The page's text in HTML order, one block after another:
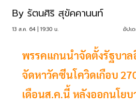
By รัตนศิริ สุขัคคานนท์
13 ส.ค. 64 | 19:30 น. อัปเ
พรรคแกนนำจัดตั้งรัฐบาล
จัดหาวัคซีนโควิดเกือบ
เดือนส.ค.นี้ หลังออกนโยบ